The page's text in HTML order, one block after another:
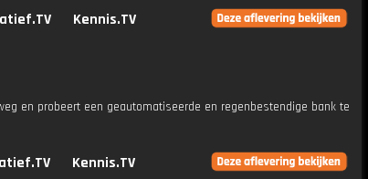
Kennis.TV
en probeert een geautomatiseerde en regenbestendige bank te
Kennis.TV